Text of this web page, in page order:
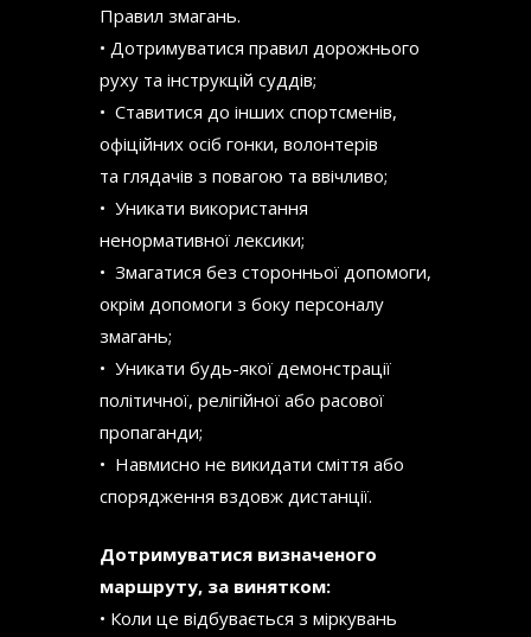
Правил змагань.
• Дотримуватися правил дорожнього
руху та інструкцій суддів;
• Ставитися до інших спортсменів,
офіційних осіб гонки, волонтерів
та глядачів з повагою та ввічливо;
• Уникати використання
ненормативної лексики;
• Змагатися без сторонньої допомоги,
окрім допомоги з боку персоналу
змагань;
• Уникати будь-якої демонстрації
політичної, релігійної або расової
пропаганди;
• Навмисно не викидати сміття або
спорядження вздовж дистанції.
Дотримуватися визначеного
маршруту, за винятком:
• Коли це відбувається з міркувань